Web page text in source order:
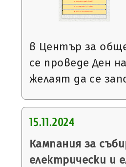
в Център за
се проведе Ден
желаят да се
15.11.2024
Кампания за
електрически и